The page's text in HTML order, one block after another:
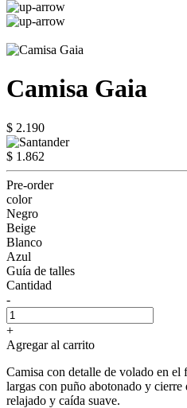
Camisa Gaia
$ 2.190
$ 1.862
Pre-order
color
Negro
Beige
Blanco
Azul
Guía de talles
Cantidad
-
+
Agregar al carrito
Camisa con detalle de volado en el
largas con puño abotonado y cierre
relajado y caída suave.